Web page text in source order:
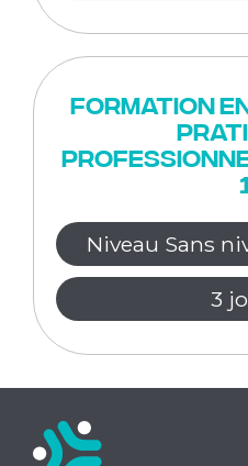
Formation
1
Niveau Sans
3